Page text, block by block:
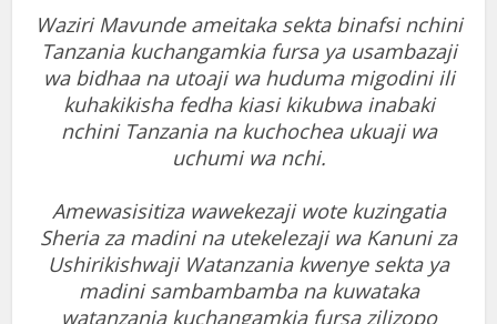
Waziri Mavunde ameitaka sekta binafsi nchini
Tanzania kuchangamkia fursa ya usambazaji
wa bidhaa na utoaji wa huduma migodini ili
kuhakikisha fedha kiasi kikubwa inabaki
nchini Tanzania na kuchochea ukuaji wa
uchumi wa nchi.
Amewasisitiza wawekezaji wote kuzingatia
Sheria za madini na utekelezaji wa Kanuni za
Ushirikishwaji Watanzania kwenye sekta ya
madini sambambamba na kuwataka
watanzania kuchangamkia fursa zilizopo